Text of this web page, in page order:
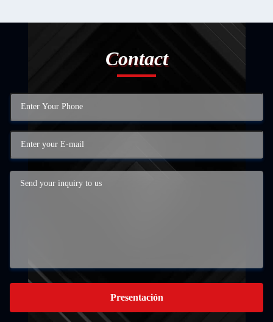
Contact
Presentación